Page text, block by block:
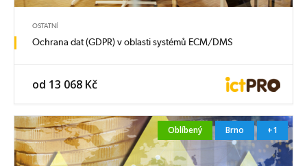
OSTATNÍ
Ochrana dat (GDPR) v oblasti systémů ECM/DMS
od 13 068 Kč
Oblíbený Brno +1